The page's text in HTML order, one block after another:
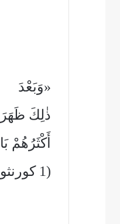
«وَبَعْدَ
ذٰلِكَ ظَهَرَ
أَكْثَرُهُمْ
(1 كورنثوس 15: 6).